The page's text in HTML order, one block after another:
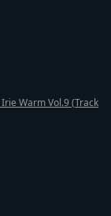
Warm Vol.9 (Track